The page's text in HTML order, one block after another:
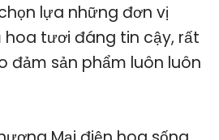
lựa những đơn vị
tươi đáng tin cậy, rất
đảm sản phẩm luôn luôn